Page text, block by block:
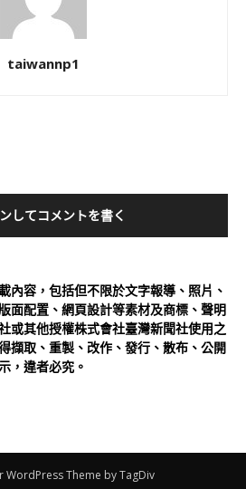
taiwannp1
してコメントを書く
內容，包括但不限於文字報導、照片、
面配置、網頁設計等素材及商標、聲明
或其他授權株式會社臺灣新聞社使用之
擷取、重製、改作、發行、散布、公開
，違者必究。
WordPress Theme by TagDiv